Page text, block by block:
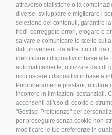
attraverso statistiche o la
diverse, sviluppare e migliorare i
selezione dei contenuti, garantire
frodi, correggere errori, erogare e
salvare e comunicare le scelte
dati provenienti da altre fonti di
identificare i dispositivi in base alle
automaticamente, utilizzare dati di
riconoscere i dispositivi in base a
Puoi liberamente prestare, rifiutare
incorrere in limitazioni sostanziali.
acconsenti all'uso di cookie e
"Gestisci Preferenze" per
per proseguire senza cookie non
modificare le tue preferenze in
Kronplatz Hotel ANDER
Soggiornare in posizione
Stile contemporaneo con
Giardino privato con piscina &
passi dal Plan de Corones
Gustare specialità altoatesine
ALL’HOTEL ANDER